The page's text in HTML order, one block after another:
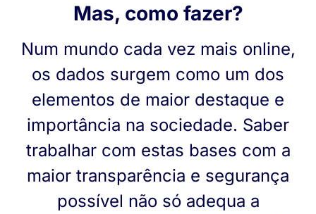
Mas, como fazer?
Num mundo cada vez mais online,
os dados surgem como um dos
elementos de maior destaque e
importância na sociedade. Saber
trabalhar com estas bases com a
maior transparência e segurança
possível não só adequa a